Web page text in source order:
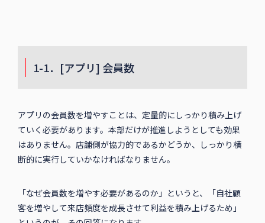
1-1．[アプリ] 会員数
アプリの会員数を増やすことは、定量的にしっかり積み上げ
ていく必要があります。本部だけが推進しようとしても効果
はありません。店舗側が協力的であるかどうか、しっかり横
断的に実行していかなければなりません。
「なぜ会員数を増やす必要があるのか」というと、「自社顧
客を増やして来店頻度を成長させて利益を積み上げるため」